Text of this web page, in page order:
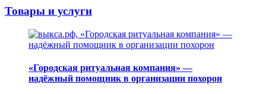
Товары и услуги
«Городская ритуальная компания» —
надёжный помощник в организации похорон